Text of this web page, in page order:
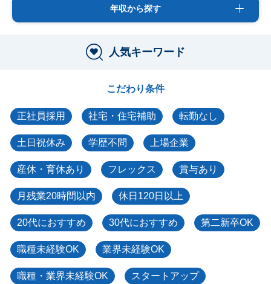
年収から探す
人気キーワード
こだわり条件
正社員採用 社宅・住宅補助 転勤なし
土日祝休み 学歴不問 上場企業
産休・育休あり フレックス 賞与あり
月残業20時間以内 休日120日以上
20代におすすめ 30代におすすめ 第二新卒OK
職種未経験OK 業界未経験OK
職種・業界未経験OK スタートアップ